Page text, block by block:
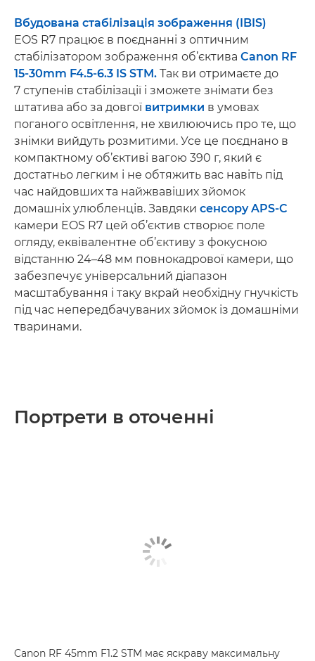
Вбудована стабілізація зображення (IBIS)
EOS R7 працює в поєднанні з оптичним
стабілізатором зображення об’єктива Canon RF
15-30mm F4.5-6.3 IS STM. Так ви отримаєте до
7 ступенів стабілізації і зможете знімати без
штатива або за довгої витримки в умовах
поганого освітлення, не хвилюючись про те, що
знімки вийдуть розмитими. Усе це поєднано в
компактному об’єктиві вагою 390 г, який є
достатньо легким і не обтяжить вас навіть під
час найдовших та найжвавіших зйомок
домашніх улюбленців. Завдяки сенсору APS-C
камери EOS R7 цей об’єктив створює поле
огляду, еквівалентне об’єктиву з фокусною
відстанню 24–48 мм повнокадрової камери, що
забезпечує універсальний діапазон
масштабування і таку вкрай необхідну гнучкість
під час непередбачуваних зйомок із домашніми
тваринами.
Портрети в оточенні
Canon RF 45mm F1.2 STM має яскраву максимальну